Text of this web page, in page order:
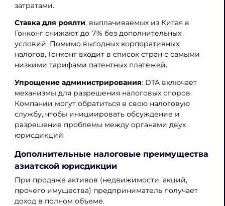
затратами.
Ставка для роялти, выплачиваемых из Китая в
Гонконг снижают до 7% без дополнительных
условий. Помимо выгодных корпоративных
налогов, Гонконг входит в список стран с самыми
низкими тарифами патентных платежей.
Упрощение администрирования: DTA включает
механизмы для разрешения налоговых споров.
Компании могут обратиться в свою налоговую
службу, чтобы инициировать обсуждение и
разрешение проблемы между органами двух
юрисдикций.
Дополнительные налоговые преимущества
азиатской юрисдикции
При продаже активов (недвижимости, акций,
прочего имущества) предприниматель получает
доход в полном объеме.